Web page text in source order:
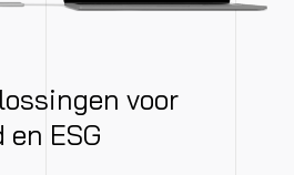
voor
ESG